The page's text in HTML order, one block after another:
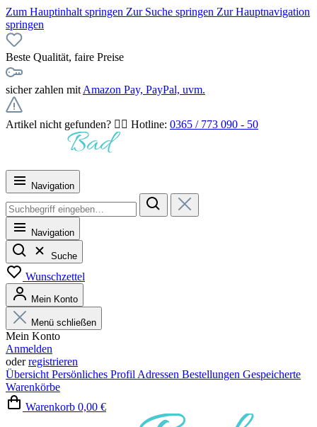
Zum Hauptinhalt springen Zur Suche springen Zur Hauptnavigation
springen
Beste Qualität, faire Preise
sicher zahlen mit Amazon Pay, PayPal, uvm.
Artikel nicht gefunden? 👉🏻 Hotline: 0365 / 773 090 - 50
Navigation
Navigation
Suche
Wunschzettel
Mein Konto
Menü schließen
Mein Konto
Anmelden
oderregistrieren
Übersicht Persönliches Profil Adressen Bestellungen Gespeicherte
Warenkörbe
Warenkorb 0,00 €